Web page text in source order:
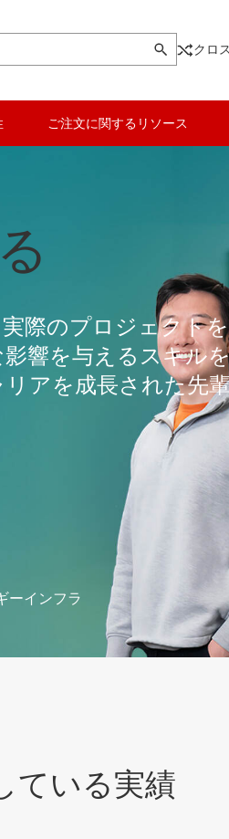
クロ
ご注文に関するリソース
報
り、TI のアナログ設
号にアクセスして
る次世
製品ラインを活用し
なスマートハウス エ
際のプロジェクトを
響を与えるスキル
アを成長された先
ている実績